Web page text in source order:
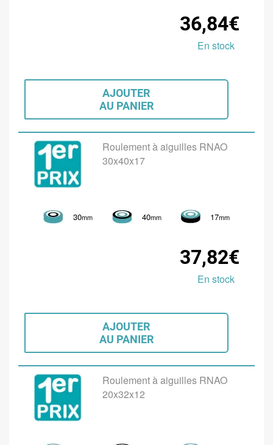
36,84€
En stock
AJOUTER
AU PANIER
Roulement à aiguilles RNAO
30x40x17
30mm 40mm 17mm
37,82€
En stock
AJOUTER
AU PANIER
Roulement à aiguilles RNAO
20x32x12